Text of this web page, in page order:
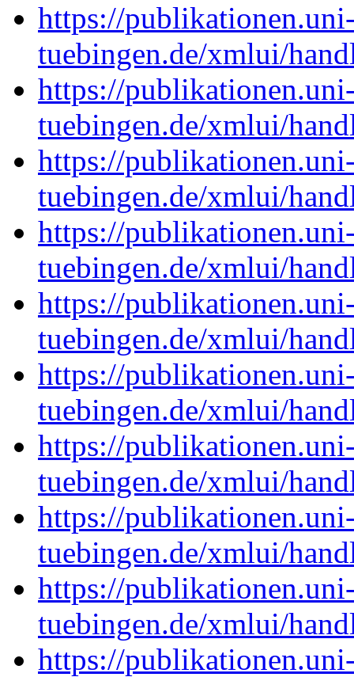
https://
tuebingen.de/xmlui/
https://
tuebingen.de/xmlui/
https://
tuebingen.de/xmlui/
https://
tuebingen.de/xmlui/
https://
tuebingen.de/xmlui/
https://
tuebingen.de/xmlui/
https://
tuebingen.de/xmlui/
https://
tuebingen.de/xmlui/
https://
tuebingen.de/xmlui/
https://